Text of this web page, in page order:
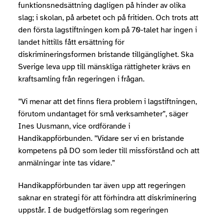
funktionsnedsättning dagligen på hinder av olika
slag; i skolan, på arbetet och på fritiden. Och trots att
den första lagstiftningen kom på 70-talet har ingen i
landet hittills fått ersättning för
diskrimineringsformen bristande tillgänglighet. Ska
Sverige leva upp till mänskliga rättigheter krävs en
kraftsamling från regeringen i frågan.
”Vi menar att det finns flera problem i lagstiftningen,
förutom undantaget för små verksamheter”, säger
Ines Uusmann, vice ordförande i
Handikappförbunden. ”Vidare ser vi en bristande
kompetens på DO som leder till missförstånd och att
anmälningar inte tas vidare.”
Handikappförbunden tar även upp att regeringen
saknar en strategi för att förhindra att diskriminering
uppstår. I de budgetförslag som regeringen